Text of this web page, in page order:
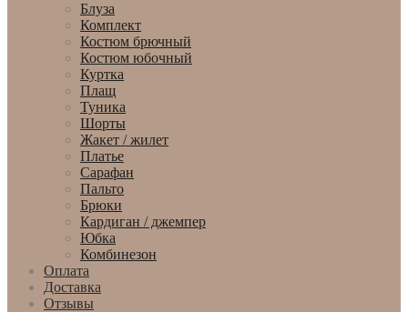
Блуза
Комплект
Костюм брючный
Костюм юбочный
Куртка
Плащ
Туника
Шорты
Жакет / жилет
Платье
Сарафан
Пальто
Брюки
Кардиган / джемпер
Юбка
Комбинезон
Оплата
Доставка
Отзывы